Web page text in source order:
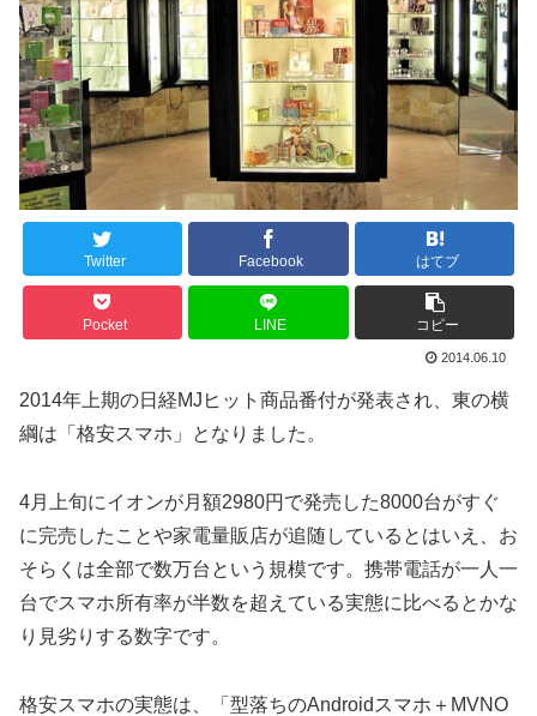
Twitter Facebook はてブ
Pocket LINE コピー
2014.06.10
2014年上期の日経MJヒット商品番付が発表され、東の横
綱は「格安スマホ」となりました。
4月上旬にイオンが月額2980円で発売した8000台がすぐ
に完売したことや家電量販店が追随しているとはいえ、お
そらくは全部で数万台という規模です。携帯電話が一人一
台でスマホ所有率が半数を超えている実態に比べるとかな
り見劣りする数字です。
格安スマホの実態は、「型落ちのAndroidスマホ＋MVNO